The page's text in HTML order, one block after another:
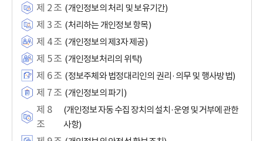
제 2 조 (개인정보의 처리 및 보유기간)
제 3 조 (처리하는 개인정보 항목)
제 4 조 (개인정보의 제3자 제공)
제 5 조 (개인정보처리의 위탁)
제 6 조 (정보주체와 법정대리인의 권리·의무 및 행사방법)
제 7 조 (개인정보의 파기)
제 8
조
(개인정보 자동 수집 장치의 설치·운영 및 거부에 관한
사항)